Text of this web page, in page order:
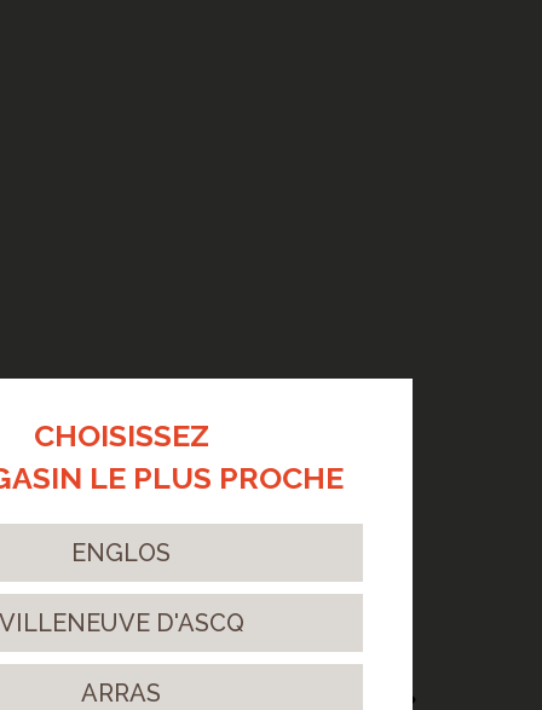
CHOISISSEZ
LE PLUS PROCHE
ENGLOS
VILLENEUVE D'ASCQ
ARRAS